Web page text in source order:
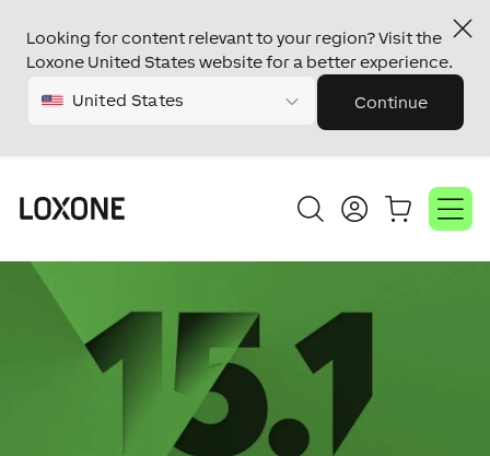
Looking for content relevant to your region? Visit the
Loxone United States website for a better experience.
United States Continue